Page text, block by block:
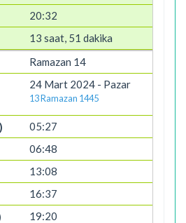
20:32
13 saat, 51 dakika
Ramazan 14
24 Mart 2024 - Pazar
13 Ramazan 1445
05:27
06:48
13:08
16:37
19:20